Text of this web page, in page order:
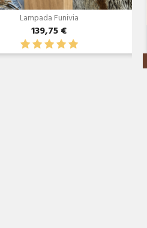
Lampada Funivia
139,75 €